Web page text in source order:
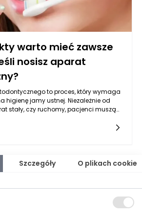
zakupu finansowanego za pomocą
warto mieć zawsze
nosisz aparat
to proces, który wymaga
higienę jamy ustnej. Niezależnie od
stały, czy ruchomy, pacjenci muszą
przy sobie, jeśli nosisz aparat
sobie maksymalny komfort i
Szczegóły O plikach cookie